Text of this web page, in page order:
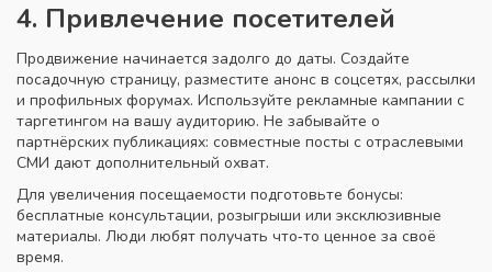
4. Привлечение посетителей
Продвижение начинается задолго до даты. Создайте
посадочную страницу, разместите анонс в соцсетях, рассылки
и профильных форумах. Используйте рекламные кампании с
таргетингом на вашу аудиторию. Не забывайте о
партнёрских публикациях: совместные посты с отраслевыми
СМИ дают дополнительный охват.
Для увеличения посещаемости подготовьте бонусы:
бесплатные консультации, розыгрыши или эксклюзивные
материалы. Люди любят получать что‑то ценное за своё
время.